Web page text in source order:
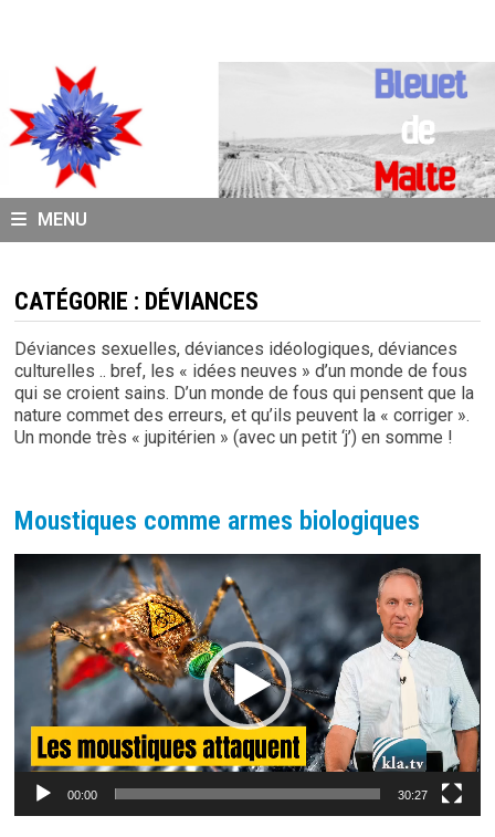
MENU
CATÉGORIE : DÉVIANCES
Déviances sexuelles, déviances idéologiques, déviances
culturelles .. bref, les « idées neuves » d’un monde de fous
qui se croient sains. D’un monde de fous qui pensent que la
nature commet des erreurs, et qu’ils peuvent la « corriger ».
Un monde très « jupitérien » (avec un petit ‘j’) en somme !
Moustiques comme armes biologiques
Lecteur
vidéo
00:00 30:27